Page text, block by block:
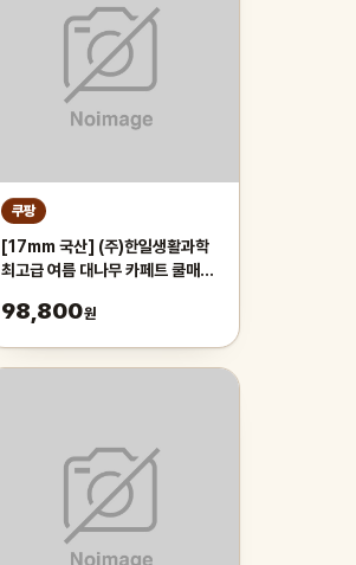
쿠팡
[17mm 국산] (주)한일생활과학
최고급 여름 대나무 카페트 쿨매트
실 침대 장판 자리_두꺼운 폭신한
98,800원